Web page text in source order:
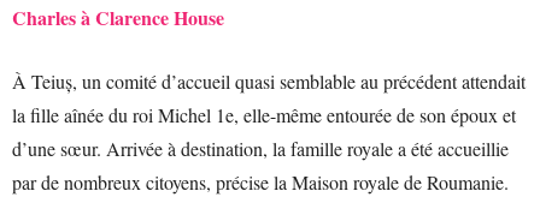
Charles à Clarence House
À Teiuș, un comité d’accueil quasi semblable au précédent attendait
la fille aînée du roi Michel 1e, elle-même entourée de son époux et
d’une sœur. Arrivée à destination, la famille royale a été accueillie
par de nombreux citoyens, précise la Maison royale de Roumanie.